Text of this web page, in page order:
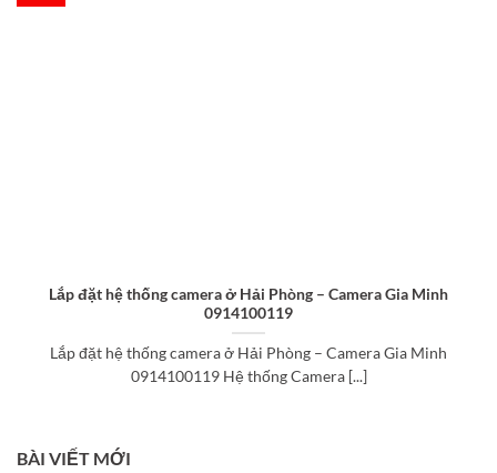
Lắp đặt hệ thống camera ở Hải Phòng – Camera Gia Minh
0914100119
Lắp đặt hệ thống camera ở Hải Phòng – Camera Gia Minh
0914100119 Hệ thống Camera [...]
BÀI VIẾT MỚI